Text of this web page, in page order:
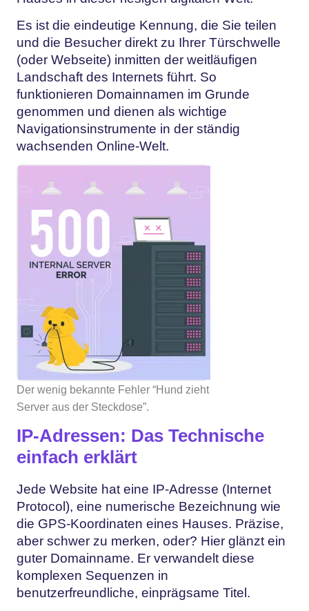
Es ist die eindeutige Kennung, die Sie teilen
und die Besucher direkt zu Ihrer Türschwelle
(oder Webseite) inmitten der weitläufigen
Landschaft des Internets führt. So
funktionieren Domainnamen im Grunde
genommen und dienen als wichtige
Navigationsinstrumente in der ständig
wachsenden Online-Welt.
Der wenig bekannte Fehler “Hund zieht
Server aus der Steckdose”.
IP-Adressen: Das Technische
einfach erklärt
Jede Website hat eine IP-Adresse (Internet
Protocol), eine numerische Bezeichnung wie
die GPS-Koordinaten eines Hauses. Präzise,
aber schwer zu merken, oder? Hier glänzt ein
guter Domainname. Er verwandelt diese
komplexen Sequenzen in
benutzerfreundliche, einprägsame Titel.